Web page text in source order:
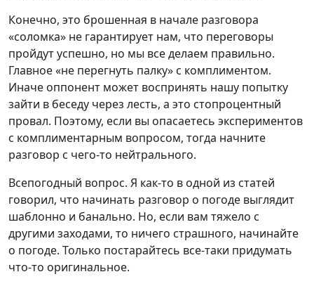
Конечно, это брошенная в начале разговора
«соломка» не гарантирует нам, что переговоры
пройдут успешно, но мы все делаем правильно.
Главное «не перегнуть палку» с комплиментом.
Иначе оппонент может воспринять нашу попытку
зайти в беседу через лесть, а это стопроцентный
провал. Поэтому, если вы опасаетесь экспериментов
с комплиментарным вопросом, тогда начните
разговор с чего-то нейтрального.
Всепогодный вопрос. Я как-то в одной из статей
говорил, что начинать разговор о погоде выглядит
шаблонно и банально. Но, если вам тяжело с
другими заходами, то ничего страшного, начинайте
о погоде. Только постарайтесь все-таки придумать
что-то оригинальное.